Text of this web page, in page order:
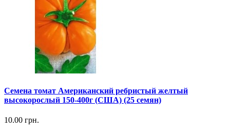
Семена томат Американский ребристый желтый
высокорослый 150-400г (США) (25 семян)
10.00 грн.